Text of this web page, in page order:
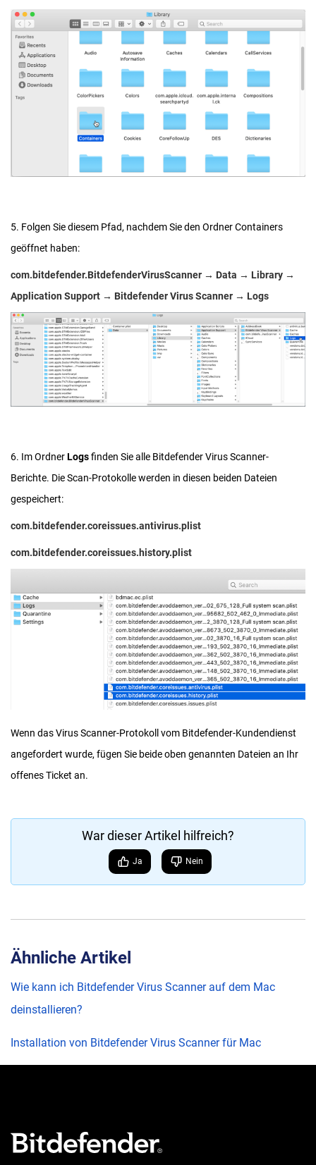
5. Folgen Sie diesem Pfad, nachdem Sie den Ordner Containers
geöffnet haben:
com.bitdefender.BitdefenderVirusScanner → Data → Library →
Application Support → Bitdefender Virus Scanner → Logs
6. Im OrdnerLogsfinden Sie alle Bitdefender Virus Scanner-
Berichte. Die Scan-Protokolle werden in diesen beiden Dateien
gespeichert:
com.bitdefender.coreissues.antivirus.plist
com.bitdefender.coreissues.history.plist
Wenn das Virus Scanner-Protokoll vom Bitdefender-Kundendienst
angefordert wurde, fügen Sie beide oben genannten Dateien an Ihr
offenes Ticket an.
War dieser Artikel hilfreich?
Ja Nein
Ähnliche Artikel
Wie kann ich Bitdefender Virus Scanner auf dem Mac
deinstallieren?
Installation von Bitdefender Virus Scanner für Mac